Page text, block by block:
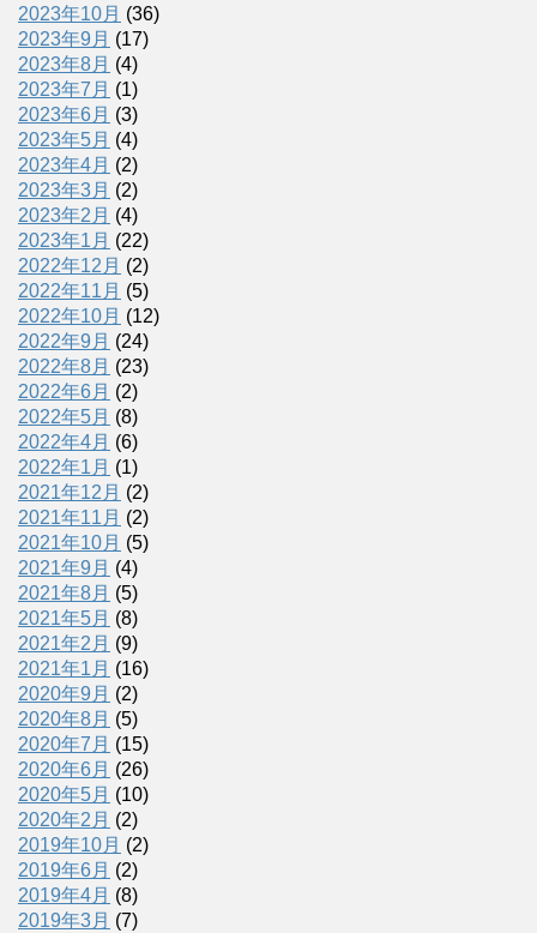
2023年10月 (36)
2023年9月 (17)
2023年8月 (4)
2023年7月 (1)
2023年6月 (3)
2023年5月 (4)
2023年4月 (2)
2023年3月 (2)
2023年2月 (4)
2023年1月 (22)
2022年12月 (2)
2022年11月 (5)
2022年10月 (12)
2022年9月 (24)
2022年8月 (23)
2022年6月 (2)
2022年5月 (8)
2022年4月 (6)
2022年1月 (1)
2021年12月 (2)
2021年11月 (2)
2021年10月 (5)
2021年9月 (4)
2021年8月 (5)
2021年5月 (8)
2021年2月 (9)
2021年1月 (16)
2020年9月 (2)
2020年8月 (5)
2020年7月 (15)
2020年6月 (26)
2020年5月 (10)
2020年2月 (2)
2019年10月 (2)
2019年6月 (2)
2019年4月 (8)
2019年3月 (7)